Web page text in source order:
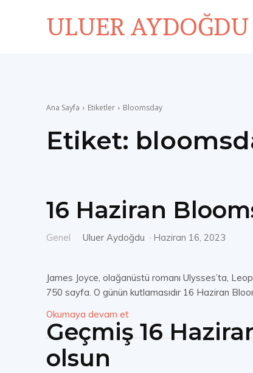
ULUER AYDOĞDU
Ana Sayfa Etiketler Bloomsday
Etiket:
16 Haziran
Genel Uluer Aydoğdu - Haziran 16, 2023
James Joyce, olağanüstü romanı Ulysses’ta,
750 sayfa. O günün kutlamasıdır 16 Haziran
Okumaya devam et
Geçmiş 16
olsun